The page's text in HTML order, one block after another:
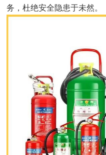
务，杜绝安全隐患于未然。